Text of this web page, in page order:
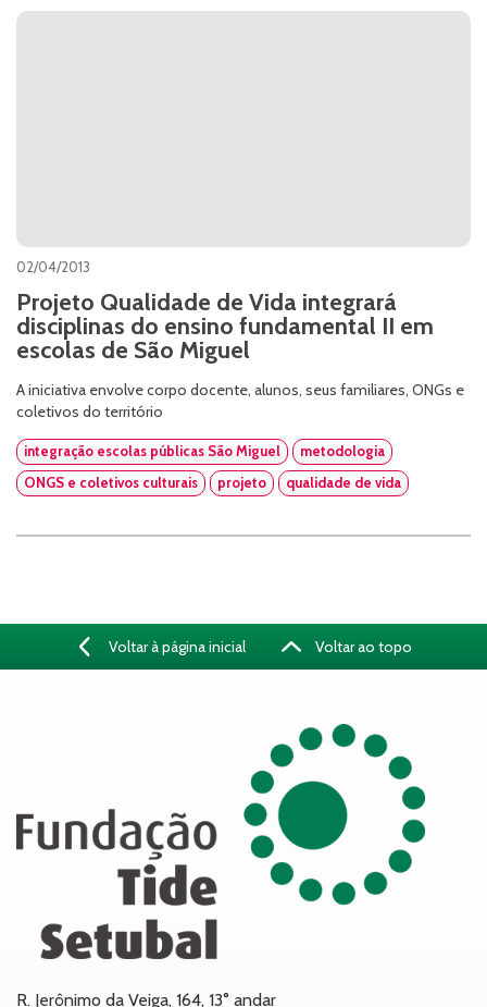
02/04/2013
Projeto Qualidade de Vida integrará
disciplinas do ensino fundamental II em
escolas de São Miguel
A iniciativa envolve corpo docente, alunos, seus familiares, ONGs e
coletivos do território
integração escolas públicas São Miguel
metodologia
ONGS e coletivos culturais
projeto qualidade de vida
Voltar à página inicial Voltar ao topo
R. Jerônimo da Veiga, 164, 13° andar